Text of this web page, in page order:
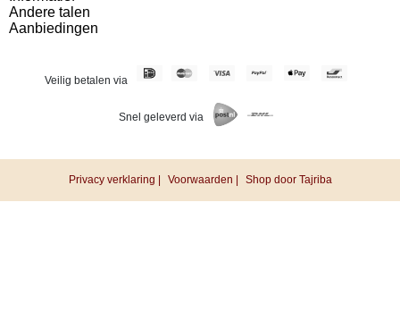
Andere talen
Aanbiedingen
Veilig betalen via
Snel geleverd via
Privacy verklaring | Voorwaarden | Shop door Tajriba